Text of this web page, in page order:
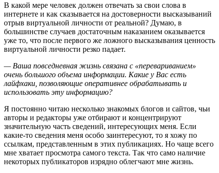
В какой мере человек должен отвечать за свои слова в
интернете и как сказывается на достоверности высказываний
отрыв виртуальной личности от реальной? Думаю, в
большинстве случаев достаточным наказанием оказывается
уже то, что после первого же ложного высказывания ценность
виртуальной личности резко падает.
— Ваша повседневная жизнь связана с «перевариванием»
очень большого объема информации. Какие у Вас есть
лайфхаки, позволяющие оперативнее обрабатывать и
использовать эту информацию?
Я постоянно читаю несколько знакомых блогов и сайтов, чьи
авторы и редакторы уже отбирают и концентрируют
значительную часть сведений, интересующих меня. Если
какие-то сведения меня особо заинтересуют, то я хожу по
ссылкам, представленным в этих публикациях. Но чаще всего
мне хватает просмотра самого текста. Так что само наличие
некоторых публикаторов изрядно облегчают мне жизнь.